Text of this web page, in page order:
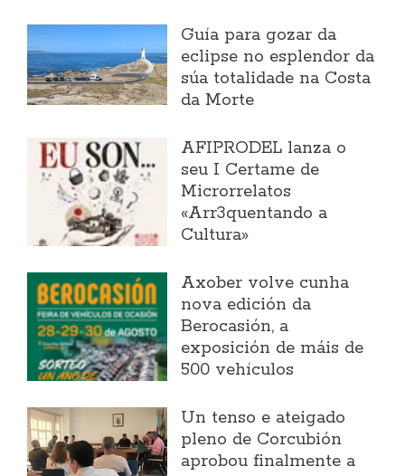
Guía para gozar da
eclipse no esplendor da
súa totalidade na Costa
da Morte
AFIPRODEL lanza o
seu I Certame de
Microrrelatos
«Arr3quentando a
Cultura»
Axober volve cunha
nova edición da
Berocasión, a
exposición de máis de
500 vehículos
Un tenso e ateigado
pleno de Corcubión
aprobou finalmente a